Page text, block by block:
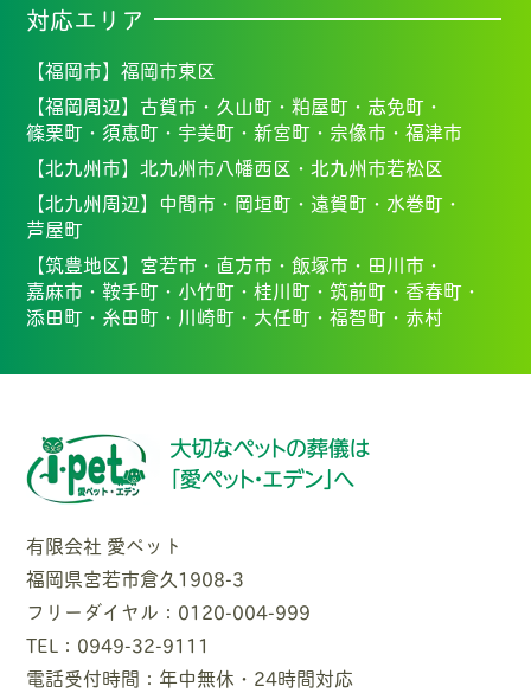
対応エリア
【福岡市】福岡市東区
【福岡周辺】 古賀市・ 久山町・粕屋町・ 志免町・
篠栗町・ 須恵町・ 宇美町・新宮町・ 宗像市・福津市
【北九州市】北九州市八幡西区・北九州市若松区
【北九州周辺】 中間市・ 岡垣町・遠賀町・ 水巻町・
芦屋町
【筑豊地区】 宮若市・ 直方市・飯塚市・ 田川市・
嘉麻市・鞍手町・ 小竹町・桂川町・ 筑前町・香春町・
添田町・ 糸田町・ 川崎町・ 大任町・福智町・ 赤村
有限会社 愛ペット
福岡県宮若市倉久1908-3
フリーダイヤル：0120-004-999
TEL：0949-32-9111
電話受付時間：年中無休・24時間対応